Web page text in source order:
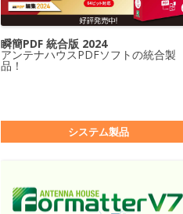
瞬簡PDF 統合版 2024
アンテナハウスPDFソフトの統合製
品！
システム製品